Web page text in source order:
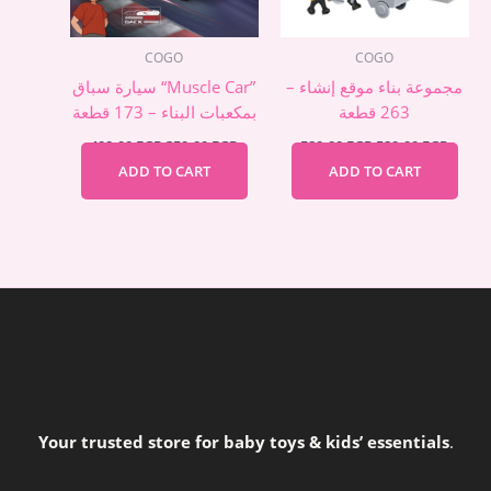
COGO
سيارة سباق “Muscle Car”
بمكعبات البناء – 173 قطعة
400,00EGP350,00EGP
ADD TO CART
COGO
مجموعة بناء موقع إنشاء –
263 قطعة
580,00EGP520,00EGP
ADD TO CART
Your trusted store for baby toys & kids’ essentials.